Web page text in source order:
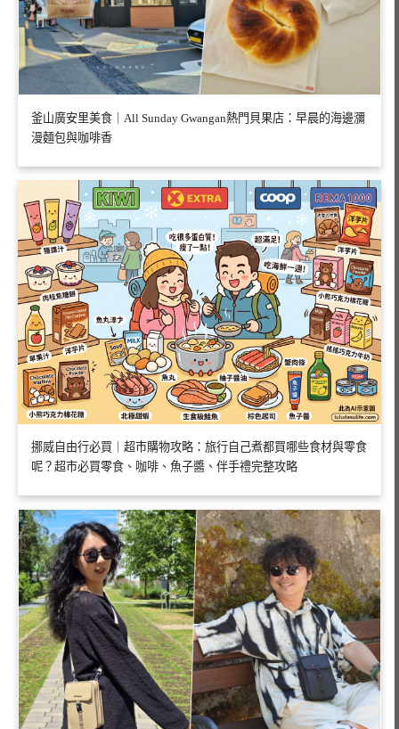
釜山廣安里美食｜All Sunday Gwangan熱門貝果店：早晨的海邊瀰
漫麵包與咖啡香
挪威自由行必買｜超市購物攻略：旅行自己煮都買哪些食材與零食
呢？超市必買零食、咖啡、魚子醬、伴手禮完整攻略